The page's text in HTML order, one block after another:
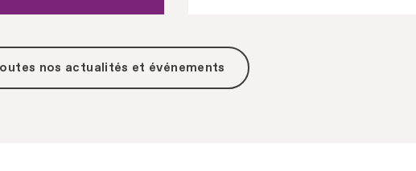
nos actualités et événements